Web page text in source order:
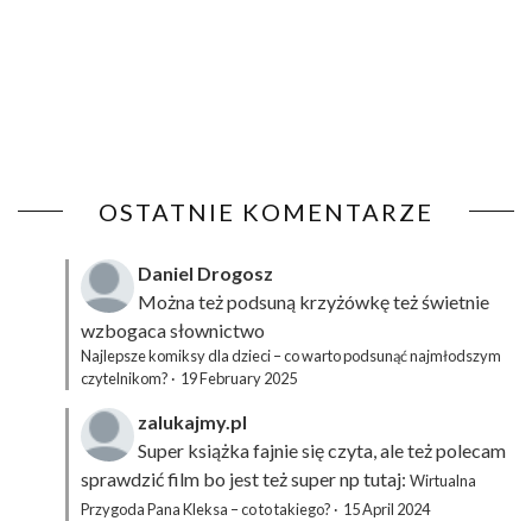
OSTATNIE KOMENTARZE
Daniel Drogosz
Można też podsuną krzyżówkęteż świetnie
wzbogaca słownictwo
Najlepsze komiksy dla dzieci – co warto podsunąć najmłodszym
czytelnikom? · 19 February 2025
zalukajmy.pl
Super książka fajnie się czyta, ale też polecam
sprawdzić film bo jest też super np tutaj: Wirtualna
Przygoda Pana Kleksa – co to takiego? · 15 April 2024